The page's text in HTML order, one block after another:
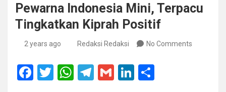
Pewarna Indonesia Mini, Terpacu
Tingkatkan Kiprah Positif
2 years ago Redaksi Redaksi No Comments
F
T
W T
G
Li